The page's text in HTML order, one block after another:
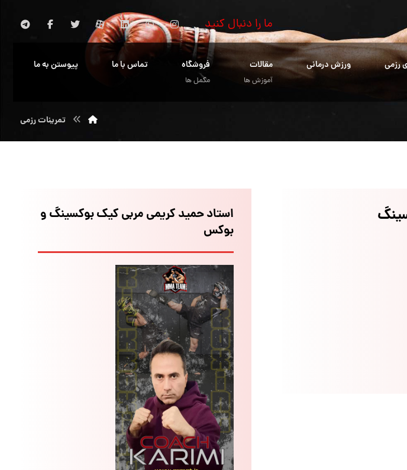
ما را دنبال کنید
رزمی ورزش درمانی مقالات
آموزش ها
فروشگاه
مکمل ها
تماس با ما پیوستن به ما
تمرینات رزمی
استاد حمید کریمی مربی کیک بوکسینگ و
بوکس